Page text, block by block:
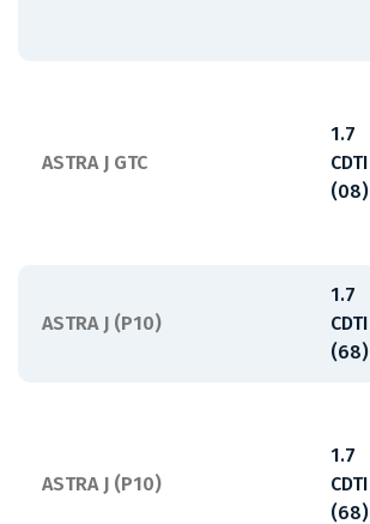
ASTRA J GTC
1.7
CDTI
(08)
ASTRA J (P10)
1.7
CDTI
(68)
ASTRA J (P10)
1.7
CDTI
(68)